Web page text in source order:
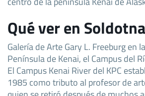
Qué ver en
Galería de Arte Gary L. Freeburg en
Península de Kenai, el Campus del
El Campus Kenai River del KPC
1985 como tributo al profesor de